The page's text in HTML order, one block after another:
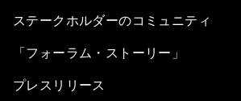
ステークホルダーのコミュニティ
「フォーラム・ストーリー」
プレスリリース